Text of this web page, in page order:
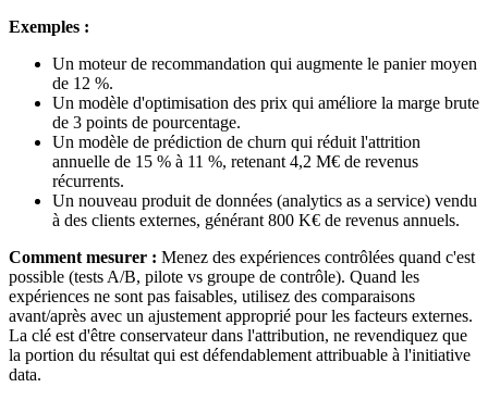
Exemples :
Un moteur de recommandation qui augmente le panier moyen
de 12 %.
Un modèle d'optimisation des prix qui améliore la marge brute
de 3 points de pourcentage.
Un modèle de prédiction de churn qui réduit l'attrition
annuelle de 15 % à 11 %, retenant 4,2 M€ de revenus
récurrents.
Un nouveau produit de données (analytics as a service) vendu
à des clients externes, générant 800 K€ de revenus annuels.
Comment mesurer : Menez des expériences contrôlées quand c'est
possible (tests A/B, pilote vs groupe de contrôle). Quand les
expériences ne sont pas faisables, utilisez des comparaisons
avant/après avec un ajustement approprié pour les facteurs externes.
La clé est d'être conservateur dans l'attribution, ne revendiquez que
la portion du résultat qui est défendablement attribuable à l'initiative
data.